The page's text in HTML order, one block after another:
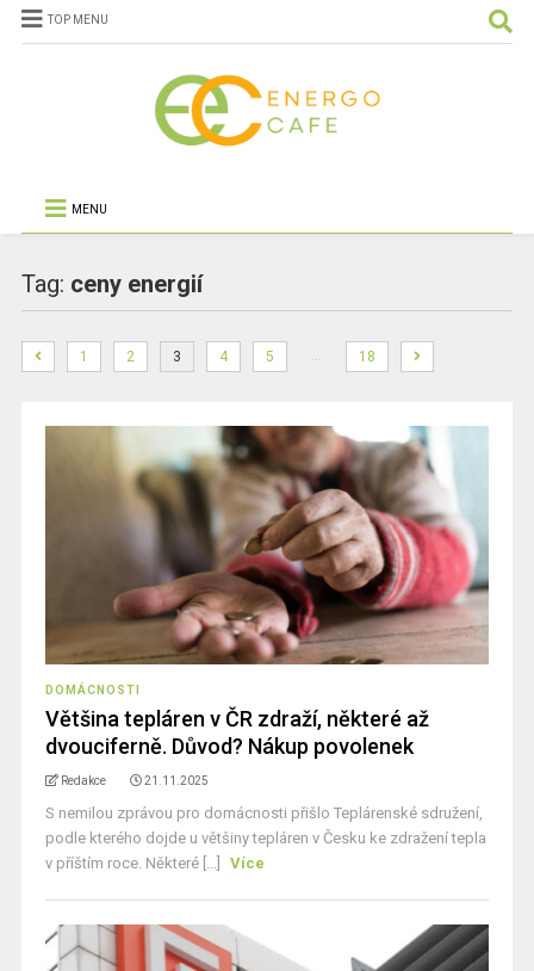
TOP MENU
MENU
Tag: ceny energií
1 2 3 4 5 … 18
DOMÁCNOSTI
Většina tepláren v ČR zdraží, některé až
dvouciferně. Důvod? Nákup povolenek
Redakce 21.11.2025
S nemilou zprávou pro domácnosti přišlo Teplárenské sdružení,
podle kterého dojde u většiny tepláren v Česku ke zdražení tepla
v příštím roce. Některé [...]
Více